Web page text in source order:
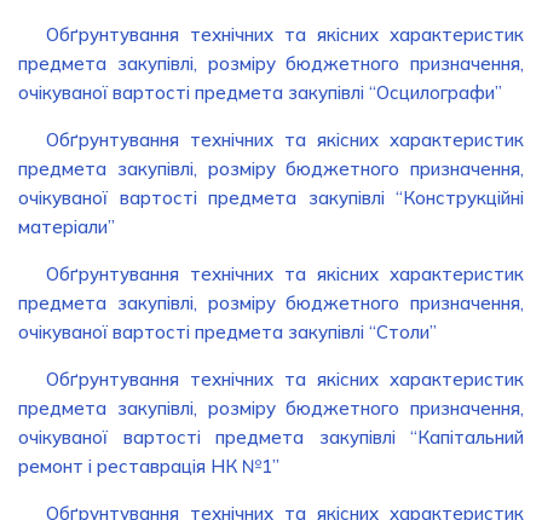
Обґрунтування технічних та якісних характеристик
предмета закупівлі, розміру бюджетного призначення,
очікуваної вартості предмета закупівлі “Осцилографи”
Обґрунтування технічних та якісних характеристик
предмета закупівлі, розміру бюджетного призначення,
очікуваної вартості предмета закупівлі “Конструкційні
матеріали”
Обґрунтування технічних та якісних характеристик
предмета закупівлі, розміру бюджетного призначення,
очікуваної вартості предмета закупівлі “Столи”
Обґрунтування технічних та якісних характеристик
предмета закупівлі, розміру бюджетного призначення,
очікуваної вартості предмета закупівлі “Капітальний
ремонт і реставрація НК №1”
Обґрунтування технічних та якісних характеристик